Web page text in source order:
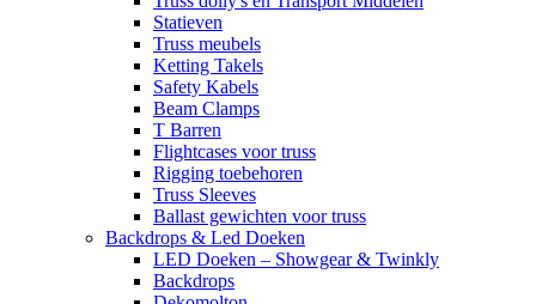
Statieven
Truss meubels
Ketting Takels
Safety Kabels
Beam Clamps
T Barren
Flightcases voor truss
Rigging toebehoren
Truss Sleeves
Ballast gewichten voor truss
Backdrops & Led Doeken
LED Doeken – Showgear & Twinkly
Backdrops